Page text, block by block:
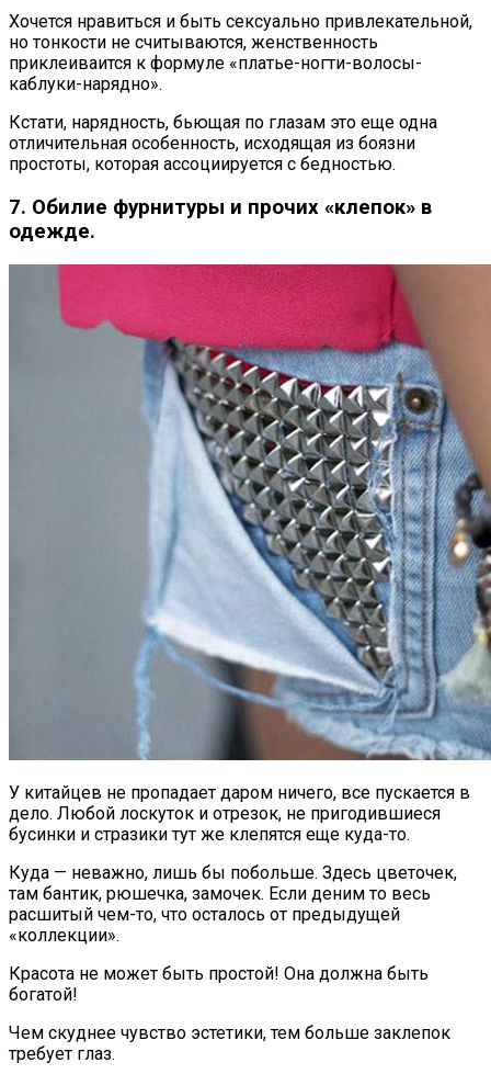
Хочется нравиться и быть сексуально привлекательной,
но тонкости не считываются, женственность
приклеиваится к формуле «платье-ногти-волосы-
каблуки-нарядно».
Кстати, нарядность, бьющая по глазам это еще одна
отличительная особенность, исходящая из боязни
простоты, которая ассоциируется с бедностью.
7. Обилие фурнитуры и прочих «клепок» в
одежде.
У китайцев не пропадает даром ничего, все пускается в
дело. Любой лоскуток и отрезок, не пригодившиеся
бусинки и стразики тут же клепятся еще куда-то.
Куда — неважно, лишь бы побольше. Здесь цветочек,
там бантик, рюшечка, замочек. Если деним то весь
расшитый чем-то, что осталось от предыдущей
«коллекции».
Красота не может быть простой! Она должна быть
богатой!
Чем скуднее чувство эстетики, тем больше заклепок
требует глаз.